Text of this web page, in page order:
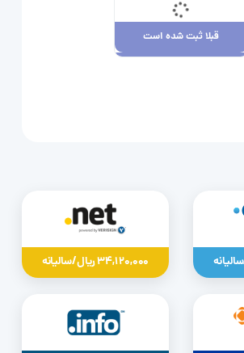
قبلا ثبت شده است
34,120,000 ریال/سالیانه